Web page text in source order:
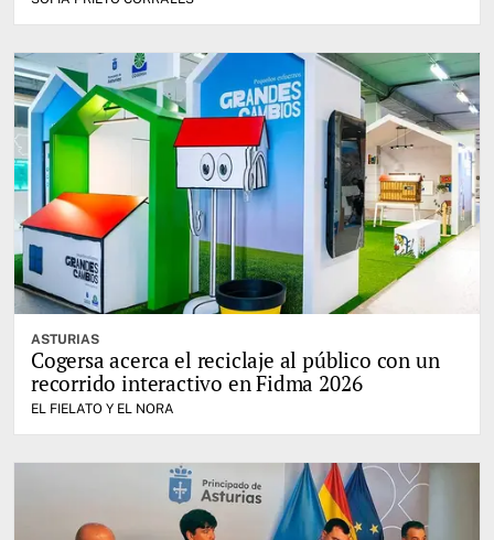
ASTURIAS
Cogersa acerca el reciclaje al público con un
recorrido interactivo en Fidma 2026
EL FIELATO Y EL NORA